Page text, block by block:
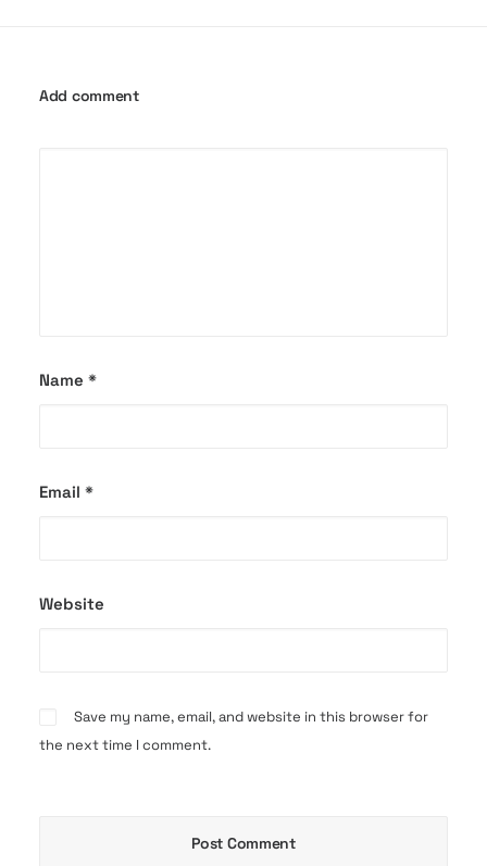
Add comment
Name *
Email *
Website
Save my name, email, and website in this browser for
the next time I comment.